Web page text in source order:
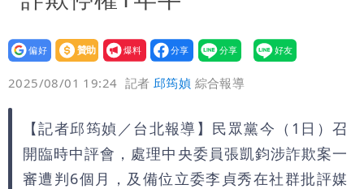
總帳一次掀翻
70歲姜厚任攜小2輪女友現身！交往原因
超Man
駐英台北代表處徵助理 薪資99K！工作
內容讓人看傻
白海豚明恐海警！全台大雨3天「這區下
到紫爆」
苦茶癌油｜威加2老闆交保！採購、中間
商羈押禁見
設為
贊助
我要
爆料
2025/08/01 19:24 記者邱筠媜 綜合報導
【記者邱筠媜／台北報導】民眾黨今（1日）召
開臨時中評會，處理中央委員張凱鈞涉詐欺案一
審遭判6個月，及備位立委李貞秀在社群批評媒